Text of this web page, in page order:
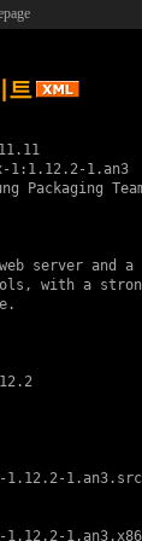
트
: 2017.11.11
     : nginx-1:1.12.2-1.an3
Packaging
server and a
with a
1.12.2-
1.12.2-